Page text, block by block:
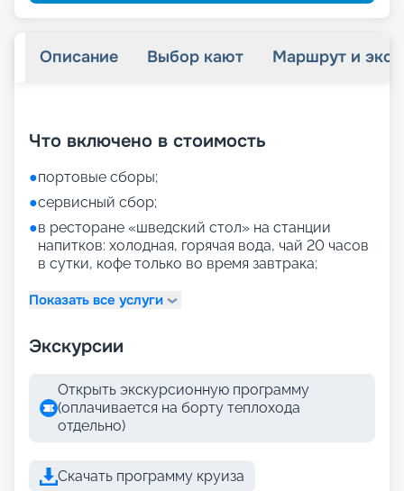
Описание Выбор кают Маршрут и
Что включено в стоимость
●портовые сборы;
●сервисный сбор;
●в ресторане «шведский стол» на станции
напитков: холодная, горячая вода, чай 20 часов
в сутки, кофе только во время завтрака;
Показать все услуги
Экскурсии
Открыть экскурсионную программу
(оплачивается на борту теплохода
отдельно)
Скачать программу круиза